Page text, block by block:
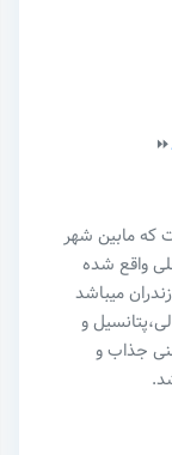
⏩
که مابین شهر
واقع شده
میباشد
و
جذاب و